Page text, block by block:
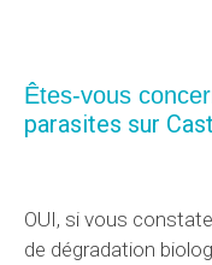
Êtes-vous
parasites sur
OUI, si vous
de dégradation